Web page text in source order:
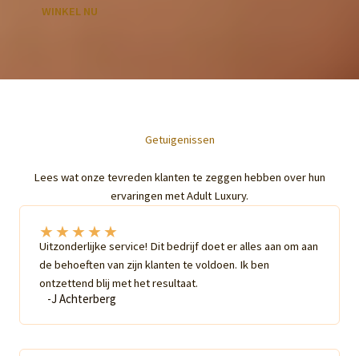
WINKEL NU
Getuigenissen
Lees wat onze tevreden klanten te zeggen hebben over hun
ervaringen met Adult Luxury.
★★★★★
Uitzonderlijke service! Dit bedrijf doet er alles aan om aan
de behoeften van zijn klanten te voldoen. Ik ben
ontzettend blij met het resultaat.
-J Achterberg